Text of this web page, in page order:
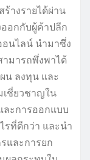
างรายได้ผ่าน
อกกับผู้ค้าปลีก
นไลน์ นำมาซึ่ง
มารถพึ่งพาได้
น ลงทุน และ
เชี่ยวชาญใน
ะการออกแบบ
รที่ดีกว่า และนำ
และการยก